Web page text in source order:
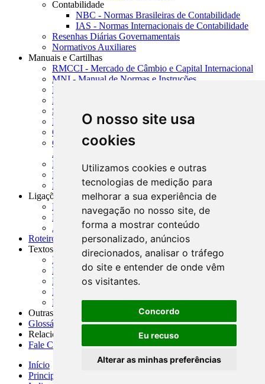
O nosso site usa
cookies
Utilizamos cookies e outras
tecnologias de medição para
melhorar a sua experiência de
navegação no nosso site, de
forma a mostrar conteúdo
personalizado, anúncios
direcionados, analisar o tráfego
do site e entender de onde vêm
os visitantes.
Concordo
Eu recuso
Alterar as minhas preferências
Contabilidade
NBC - Normas Brasileiras de Contabilidade
IAS - Normas Internacionais de Contabilidade
Resenhas Diárias Governamentais
Normativos Auxiliares
Manuais e Cartilhas
RMCCI - Mercado de Câmbio e Capital Internacional
MNI - Manual de Normas e Instruções
MTVM - Manual de Títulos e Valores Mobiliários
MCR - Manual de Crédito Rural
SISORF - Manual de Organização do SFN
MASUP - Manual de Supervisão Bancária
CADOC - Catálogo de Documentos
CNAE-CONCLA - Classificação Nacional de
Atividades Econômicas
PMF - Cartilhas do BCB
Manuais Auxiliares do BCB e Cosif-e
Resenhas Diárias Governamentais
Ligações Externas
Links Úteis
Presidência da República
Agências Nacionais Reguladoras
Roteiros para Estudos
Textos
Índice de Textos
Editorial
Monografias
Na Imprensa
Fórum de Discussão
Outras ferramentas
Glossário
Relacionamento
Fale Conosco
Início
Principais notícias